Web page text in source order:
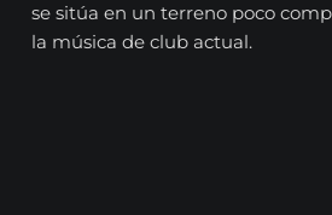
se sitúa en un terreno poco
la música de club actual.